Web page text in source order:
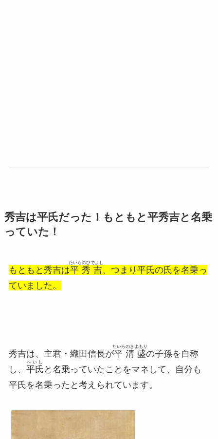
秀吉は平氏だった！もともと平秀吉と名乗
っていた！
もともと秀吉は平秀吉
たいらのひでよし
、つまり平氏の氏を名乗っ
ていました。
秀吉は、主君・織田信長が平清盛
たいらのきよもり
の子孫を自称
し、 平氏
へいし
と名乗っていたことをマネして、自分も
平氏を名乗ったと考えられています。